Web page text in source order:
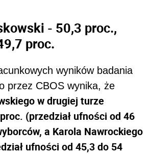
- 50,3 proc.,
proc.
wyników badania
przez CBOS wynika, że
w drugiej turze
(przedział ufności od 46
a Karola Nawrockiego
ufności od 45,3 do 54